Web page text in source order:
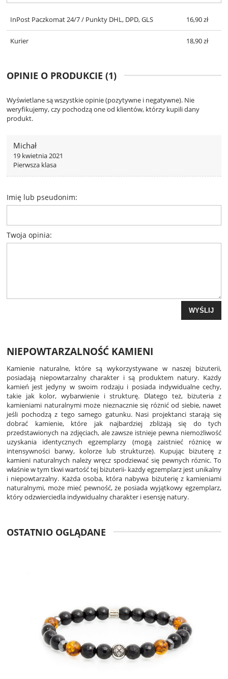
InPost Paczkomat 24/7 / Punkty DHL, DPD, GLS 16,90 zł
Kurier 18,90 zł
OPINIE O PRODUKCIE (1)
Wyświetlane są wszystkie opinie (pozytywne i negatywne). Nie
weryfikujemy, czy pochodzą one od klientów, którzy kupili dany
produkt.
Michał
19 kwietnia 2021
Pierwsza klasa
Imię lub pseudonim:
Twoja opinia:
WYŚLIJ
NIEPOWTARZALNOŚĆ KAMIENI
Kamienie naturalne, które są wykorzystywane w naszej biżuterii,
posiadają niepowtarzalny charakter i są produktem natury. Każdy
kamień jest jedyny w swoim rodzaju i posiada indywidualne cechy,
takie jak kolor, wybarwienie i strukturę. Dlatego też, biżuteria z
kamieniami naturalnymi może nieznacznie się różnić od siebie, nawet
jeśli pochodzą z tego samego gatunku. Nasi projektanci starają się
dobrać kamienie, które jak najbardziej zbliżają się do tych
przedstawionych na zdjęciach, ale zawsze istnieje pewna niemożliwość
uzyskania identycznych egzemplarzy (mogą zaistnieć różnicę w
intensywności barwy, kolorze lub strukturze). Kupując biżuterę z
kamieni naturalnych należy wręcz spodziewać się pewnych róznic. To
właśnie w tym tkwi wartość tej biżuterii- każdy egzemplarz jest unikalny
i niepowtarzalny. Każda osoba, która nabywa biżuterię z kamieniami
naturalnymi, może mieć pewność, że posiada wyjątkowy egzemplarz,
który odzwierciedla indywidualny charakter i esensję natury.
OSTATNIO OGLĄDANE